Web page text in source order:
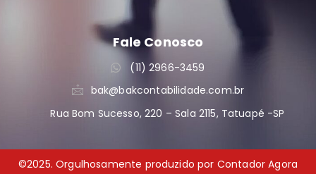
Fale Conosco
(11) 2966-3459
bak@bakcontabilidade.com.br
Rua Bom Sucesso, 220 – Sala 2115, Tatuapé -SP
©2025. Orgulhosamente produzido por Contador Agora